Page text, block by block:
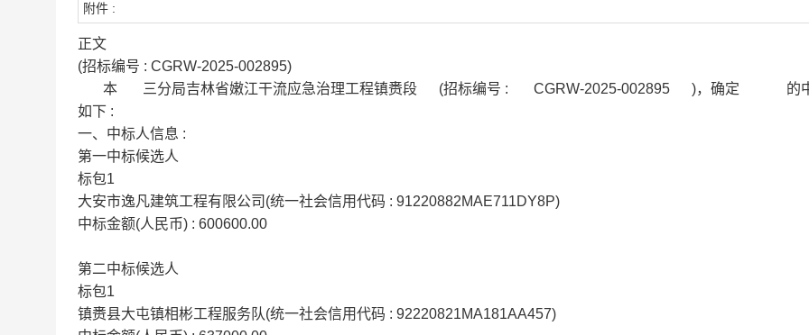
附件 :
正文
(招标编号 : CGRW-2025-002895)
本
三分局吉林省嫩江干流应急治理工程镇赉段 (招标编号 : CGRW-2025-002895 )，确定
的
如下 :
一、中标人信息 :
第一中标候选人
标包1
大安市逸凡建筑工程有限公司(统一社会信用代码 : 91220882MAE711DY8P)
中标金额(人民币) : 600600.00
第二中标候选人
标包1
镇赉县大屯镇相彬工程服务队(统一社会信用代码 : 92220821MA181AA457)